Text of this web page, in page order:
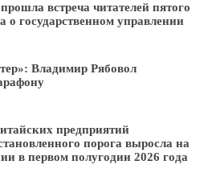
встреча читателей пятого
государственном управлении
Владимир Рябовол
предприятий
порога выросла на
в первом полугодии 2026 года